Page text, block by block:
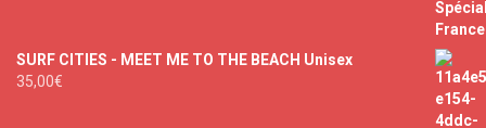
SURF CITIES - MEET ME TO THE BEACH Unisex
35,00€